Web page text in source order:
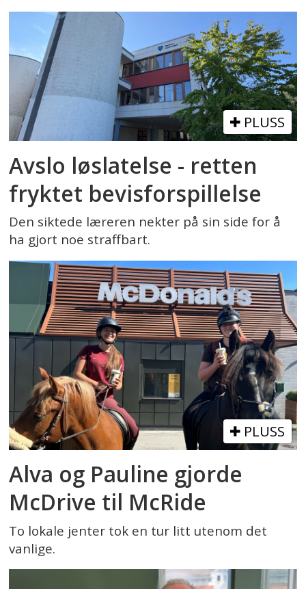
PLUSS
Avslo løslatelse - retten
fryktet bevisforspillelse
Den siktede læreren nekter på sin side for å
ha gjort noe straffbart.
PLUSS
Alva og Pauline gjorde
McDrive til McRide
To lokale jenter tok en tur litt utenom det
vanlige.